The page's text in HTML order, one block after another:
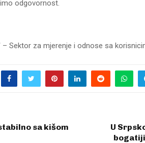
odgovornost.
– Sektor za mjerenje i odnose sa
sa kišom
U